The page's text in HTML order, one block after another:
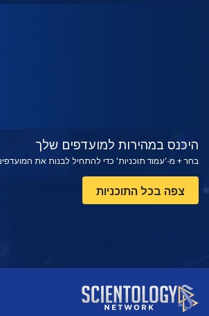
היכנס במהירות למועדפים שלך
בחר + מ-'עמוד תוכניות' כדי להתחיל לבנות את
צפה בכל התוכניות